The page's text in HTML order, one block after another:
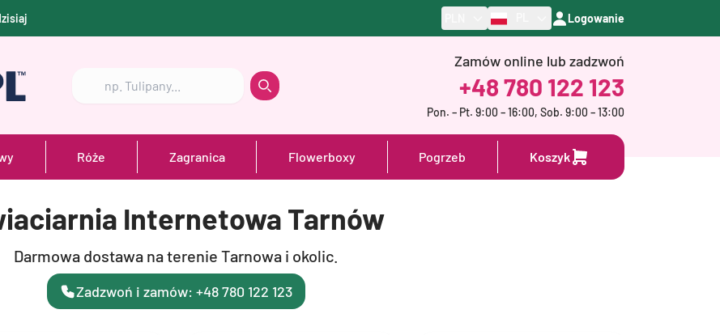
Logowanie
Szukaj Szukaj
Zamów online lub zadzwoń
+48 780 122 123
Pon. – Pt. 9:00 – 16:00, Sob. 9:00 – 13:00
Róże Zagranica Flowerboxy Pogrzeb Koszyk
Internetowa Tarnów
Darmowa dostawa na terenie Tarnowa i okolic.
Zadzwoń i zamów: +48 780 122 123